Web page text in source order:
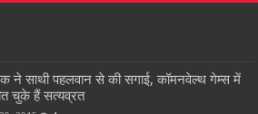
ने साथी पहलवान से की सगाई, कॉमनवेल्थ गेम्स में
चुके हैं सत्यव्रत